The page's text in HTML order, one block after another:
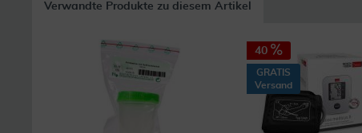
Verwandte Produkte zu diesem Artikel
40
GRATIS
Versand